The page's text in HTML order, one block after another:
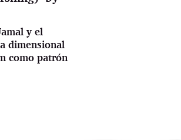
y el
dimensional
como patrón